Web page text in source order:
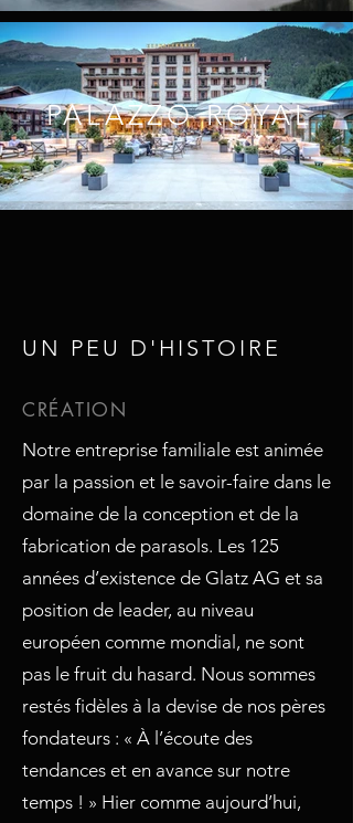
PALAZZO ROYAL
UN PEU D'HISTOIRE
CRÉATION
Notre entreprise familiale est animée
par la passion et le savoir-faire dans le
domaine de la conception et de la
fabrication de parasols. Les 125
années d’existence de Glatz AG et sa
position de leader, au niveau
européen comme mondial, ne sont
pas le fruit du hasard. Nous sommes
restés fidèles à la devise de nos pères
fondateurs : « À l’écoute des
tendances et en avance sur notre
temps ! » Hier comme aujourd’hui,